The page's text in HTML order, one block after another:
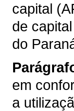
capital
de
do
em
a